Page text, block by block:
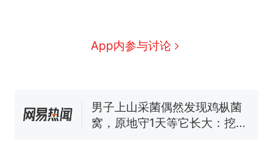
App内参与讨论
新 那个在床头放菜刀的女孩，
协会回应
男子上山采菌偶然发现鸡枞菌
窝，原地守1天等它长大：挖了